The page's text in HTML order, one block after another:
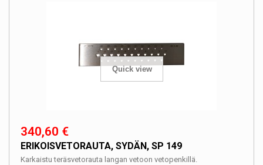
Quick view
340,60 €
ERIKOISVETORAUTA, SYDÄN, SP 149
Karkaistu teräsvetorauta langan vetoon vetopenkillä.